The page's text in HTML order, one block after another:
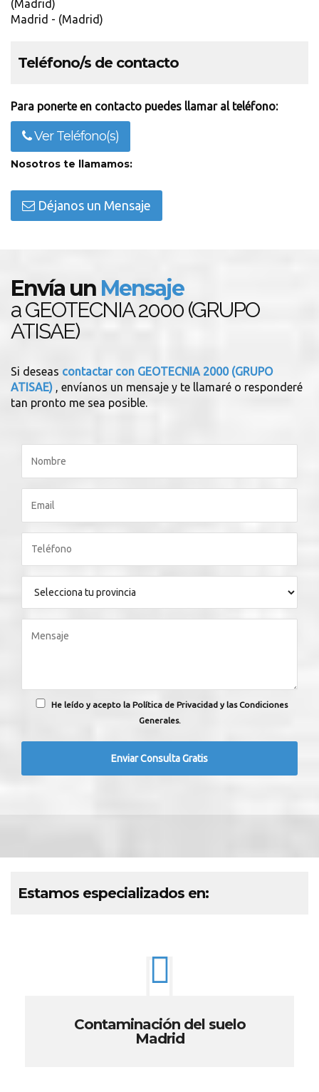
(Madrid)
Madrid - (Madrid)
Teléfono/s de contacto
Para ponerte en contacto puedes llamar al teléfono:
Ver Teléfono(s)
Nosotros te llamamos:
Déjanos un Mensaje
Envía un Mensaje
a GEOTECNIA 2000 (GRUPO
ATISAE)
Si deseas contactar con GEOTECNIA 2000 (GRUPO
ATISAE) , envíanos un mensaje y te llamaré o responderé
tan pronto me sea posible.
He leído y acepto la Política de Privacidad y las Condiciones
Generales.
Estamos especializados en:
Contaminación del suelo
Madrid